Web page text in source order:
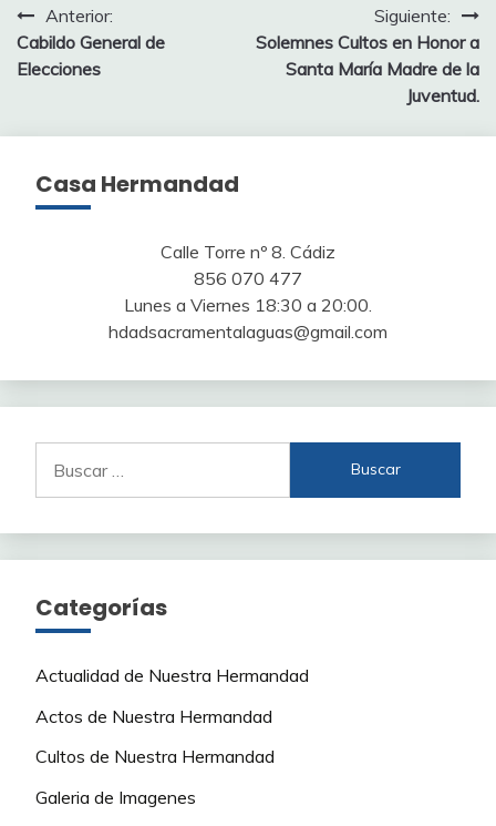
Navegación
de
Anterior:
Cabildo General de
Elecciones
Siguiente:
Solemnes Cultos en Honor a
Santa María Madre de la
Juventud.
Casa Hermandad
Calle Torre nº 8. Cádiz
856 070 477
Lunes a Viernes 18:30 a 20:00.
hdadsacramentalaguas@gmail.com
Categorías
Actualidad de Nuestra Hermandad
Actos de Nuestra Hermandad
Cultos de Nuestra Hermandad
Galeria de Imagenes